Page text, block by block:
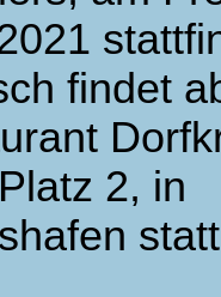
findet
2, in